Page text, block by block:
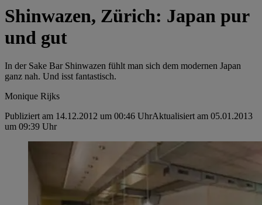
Shinwazen, Zürich: Japan pur
und gut
In der Sake Bar Shinwazen fühlt man sich dem modernen Japan
ganz nah. Und isst fantastisch.
Monique Rijks
Publiziert am 14.12.2012 um 00:46 UhrAktualisiert am 05.01.2013
um 09:39 Uhr